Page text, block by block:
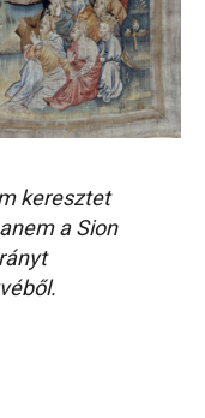
keresztet
a Sion